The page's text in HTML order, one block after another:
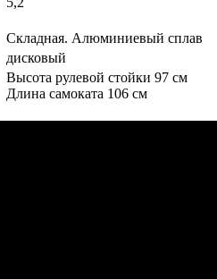
Складная. Алюминиевый сплав
дисковый
Высота рулевой стойки 97 см
Длина самоката 106 см